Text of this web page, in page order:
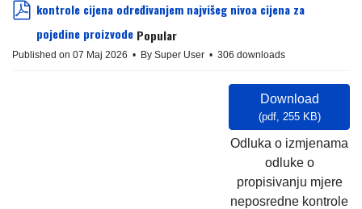
pdf
kontrole cijena određivanjem najvišeg nivoa cijena za
pojedine proizvode Popular
Published on 07 Maj 2026 By Super User 306 downloads
Download
(pdf, 255 KB)
Odluka o izmjenama
odluke o
propisivanju mjere
neposredne kontrole